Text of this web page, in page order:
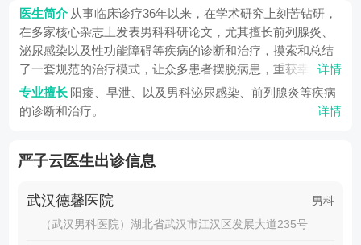
医生简介 从事临床诊疗36年以来，在学术研究上刻苦钻研，
在多家核心杂志上发表男科科研论文，尤其擅长前列腺炎、
泌尿感染以及性功能障碍等疾病的诊断和治疗，摸索和总结
了一套规范的治疗模式，让众多患者摆脱病患，重获幸福。
详情
专业擅长 阳痿、早泄、以及男科泌尿感染、前列腺炎等疾病
的诊断和治疗。
详情
严子云医生出诊信息
武汉德馨医院
男科
（武汉男科医院）湖北省武汉市江汉区发展大道235号